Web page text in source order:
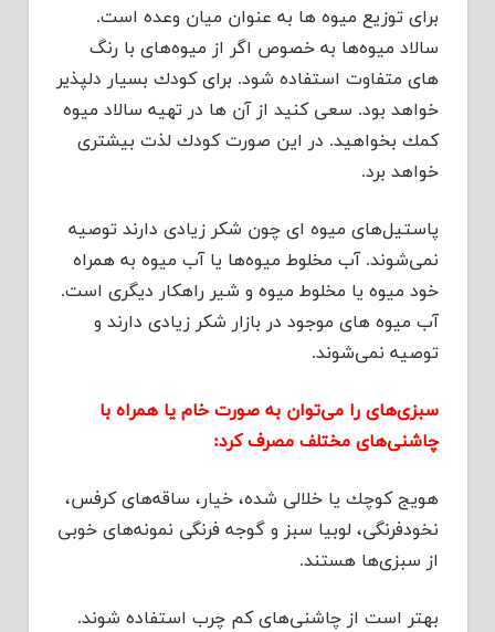
برای توزیع میوه ها به عنوان میان وعده است.
سالاد میوه‌ها به خصوص اگر از میوه‌های با رنگ
های متفاوت استفاده شود. برای كودك بسیار دلپذیر
خواهد بود. سعی كنید از آن ها در تهیه سالاد میوه
كمك بخواهید. در این صورت كودك لذت بیشتری
خواهد برد.
پاستیل‌های میوه ای چون شكر زیادی دارند توصیه
نمی‌شوند. آب مخلوط میوه‌ها یا آب میوه به همراه
خود میوه یا مخلوط میوه و شیر راهكار دیگری است.
آب میوه های موجود در بازار شكر زیادی دارند و
توصیه نمی‌شوند.
سبزی‌های را می‌توان به صورت خام یا همراه با
چاشنی‌های مختلف مصرف كرد:
هویج كوچك یا خلالی شده، خیار، ساقه‌های كرفس،
نخود‌فرنگی، لوبیا سبز و گوجه فرنگی نمونه‌های خوبی
از سبزی‌ها هستند.
بهتر است از چاشنی‌های كم چرب استفاده شوند.